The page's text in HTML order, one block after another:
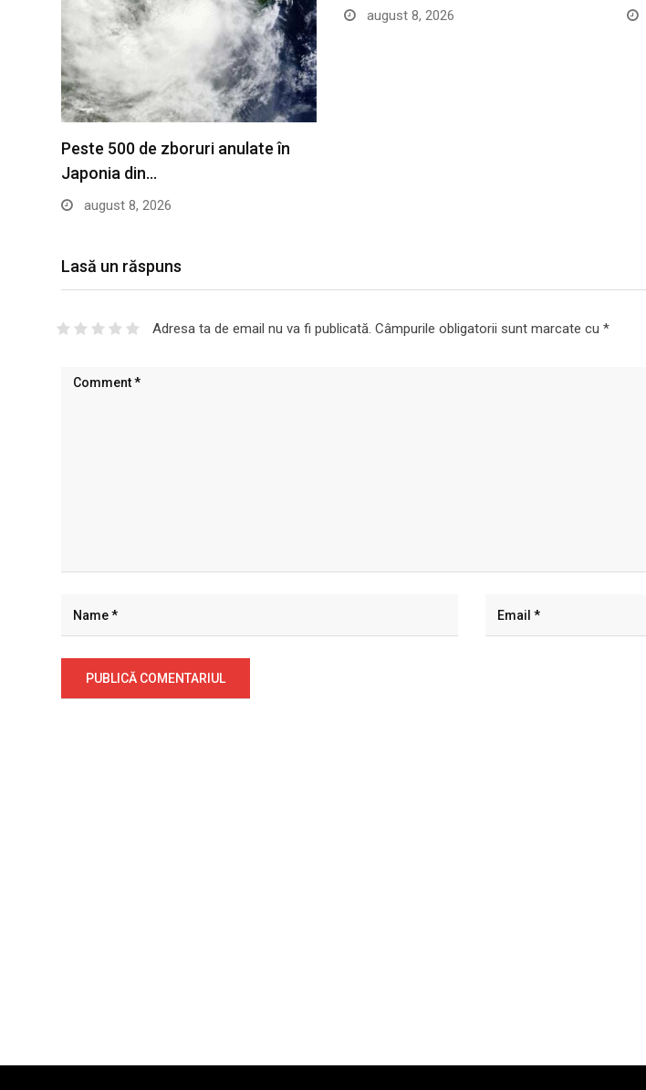
Peste 500 de zboruri anulate în
Japonia din…
august 8, 2026
august 8, 2026
Lasă un răspuns
Adresa ta de email nu va fi publicată. Câmpurile obligatorii sunt marcate cu *